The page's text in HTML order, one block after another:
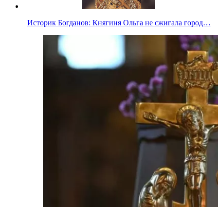
Историк Богданов: Княгиня Ольга не сжигала город…